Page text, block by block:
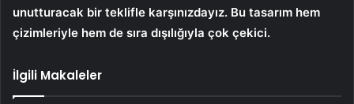
unutturacak bir teklifle karşınızdayız. Bu tasarım hem
çizimleriyle hem de sıra dışılığıyla çok çekici.
İlgili Makaleler